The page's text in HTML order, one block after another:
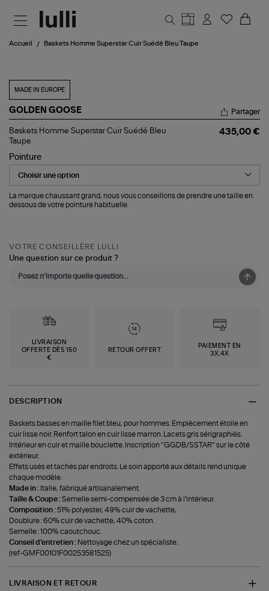
Accueil Baskets Homme Superstar Cuir Suédé Bleu Taupe
MADE IN EUROPE
GOLDEN GOOSE
Baskets
Homme
Superstar
Cuir
Suédé
Bleu
Taupe
Partager
Baskets Homme Superstar Cuir Suédé Bleu
Taupe
435,00 €
Pointure
La marque chaussant grand, nous vous conseillons de prendre une taille en
dessous de votre pointure habituelle.
VOTRE CONSEILLÈRE LULLI
Une question sur ce produit ?
LIVRAISON
OFFERTE DÈS 150
€
RETOUR OFFERT
PAIEMENT EN
3X,4X
DESCRIPTION
Baskets basses en maille filet bleu, pour hommes. Empiècement étoile en
cuir lisse noir. Renfort talon en cuir lisse marron. Lacets gris sérigraphiés.
Intérieur en cuir et maille bouclette. Inscription "GGDB/SSTAR" sur le côté
extérieur.
Effets usés et tachés par endroits. Le soin apporté aux détails rend unique
chaque modèle.
Made in : Italie, fabriqué artisanalement.
Taille & Coupe :Semelle semi-compensée de 3 cm à l'intérieur.
Composition :51% polyester, 49% cuir de vachette,
Doublure : 60% cuir de vachette, 40% coton.
Semelle : 100% caoutchouc.
Conseil d'entretien : Nettoyage chez un spécialiste.
(ref-GMF00101F00253581525)
LIVRAISON ET RETOUR